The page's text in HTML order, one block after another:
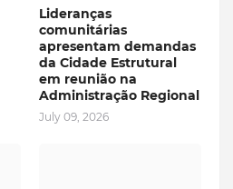
Lideranças
comunitárias
apresentam demandas
da Cidade Estrutural
em reunião na
Administração Regional
July 09, 2026